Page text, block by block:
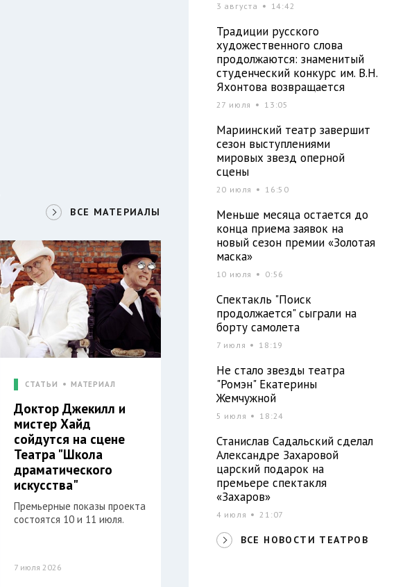
ВСЕ МАТЕРИАЛЫ
СТАТЬИ МАТЕРИАЛ
Доктор Джекилл и
мистер Хайд
сойдутся на сцене
Театра "Школа
драматического
искусства"
Премьерные показы проекта
состоятся 10 и 11 июля.
7 июля 2026
3 августа 14:42
Традиции русского
художественного слова
продолжаются: знаменитый
студенческий конкурс им. В.Н.
Яхонтова возвращается
27 июля 13:05
Мариинский театр завершит
сезон выступлениями
мировых звезд оперной
сцены
20 июля 16:50
Меньше месяца остается до
конца приема заявок на
новый сезон премии «Золотая
маска»
10 июля 0:56
Спектакль "Поиск
продолжается" сыграли на
борту самолета
7 июля 18:19
Не стало звезды театра
"Ромэн" Екатерины
Жемчужной
5 июля 18:24
Станислав Садальский сделал
Александре Захаровой
царский подарок на
премьере спектакля
«Захаров»
4 июля 21:07
ВСЕ НОВОСТИ ТЕАТРОВ